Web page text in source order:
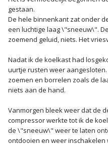
gestaan.
De hele binnenkant zat onder
een luchtige laag \"sneeuw\".
zoemend geluid, niets. Het
Nadat ik de koelkast had
uurtje rusten weer
zoemen en borrelen zoals de
niets aan de hand.
Vanmorgen bleek weer dat de
compressor werkte tot ik de
de \"sneeuw\" weer te laten
ontdooien en weer inschakelen